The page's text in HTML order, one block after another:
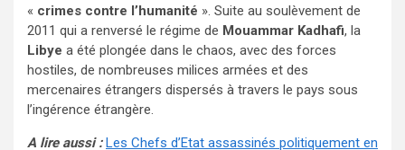
« crimes contre l’humanité ». Suite au soulèvement de
2011 qui a renversé le régime de Mouammar Kadhafi, la
Libye a été plongée dans le chaos, avec des forces
hostiles, de nombreuses milices armées et des
mercenaires étrangers dispersés à travers le pays sous
l’ingérence étrangère.
A lire aussi :Les Chefs d’Etat assassinés politiquement en